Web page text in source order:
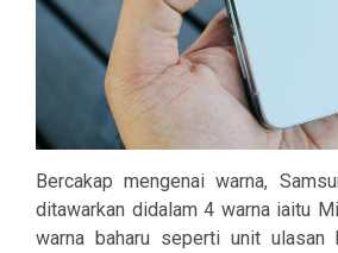
Bercakap mengenai warna,
ditawarkan didalam 4 warna iaitu
warna baharu seperti unit